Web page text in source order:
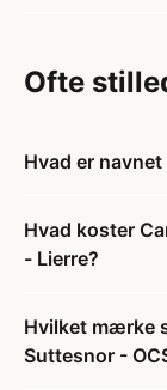
Ofte
Hvad er
Hvad koster
- Lierre?
Hvilket mærke
Suttesnor -